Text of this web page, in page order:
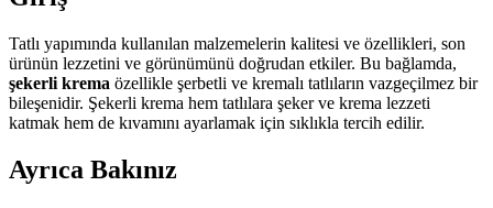
Tatlı yapımında kullanılan malzemelerin kalitesi ve özellikleri, son
ürünün lezzetini ve görünümünü doğrudan etkiler. Bu bağlamda,
şekerli krema özellikle şerbetli ve kremalı tatlıların vazgeçilmez bir
bileşenidir. Şekerli krema hem tatlılara şeker ve krema lezzeti
katmak hem de kıvamını ayarlamak için sıklıkla tercih edilir.
Ayrıca Bakınız